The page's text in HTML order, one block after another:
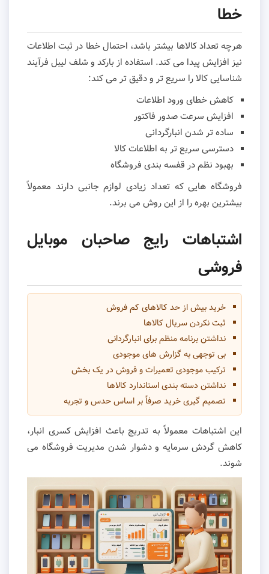
خطا
هرچه تعداد کالاها بیشتر باشد، احتمال خطا در ثبت اطلاعات
نیز افزایش پیدا می کند. استفاده از بارکد و شلف لیبل فرآیند
شناسایی کالا را سریع تر و دقیق تر می کند:
کاهش خطای ورود اطلاعات
افزایش سرعت صدور فاکتور
ساده تر شدن انبارگردانی
دسترسی سریع تر به اطلاعات کالا
بهبود نظم در قفسه بندی فروشگاه
فروشگاه هایی که تعداد زیادی لوازم جانبی دارند معمولاً
بیشترین بهره را از این روش می برند.
اشتباهات رایج صاحبان موبایل
فروشی
خرید بیش از حد کالاهای کم فروش
ثبت نکردن سریال کالاها
نداشتن برنامه منظم برای انبارگردانی
بی توجهی به گزارش های موجودی
ترکیب موجودی تعمیرات و فروش در یک بخش
نداشتن دسته بندی استاندارد کالاها
تصمیم گیری خرید صرفاً بر اساس حدس و تجربه
این اشتباهات معمولاً به تدریج باعث افزایش کسری انبار،
کاهش گردش سرمایه و دشوار شدن مدیریت فروشگاه می
شوند.